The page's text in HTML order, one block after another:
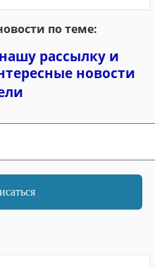
по теме:
рассылку и
новости